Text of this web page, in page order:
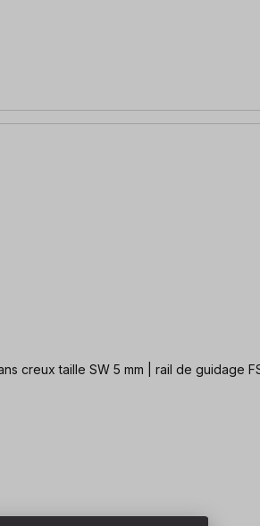
creux taille SW 5 mm | rail de guidage